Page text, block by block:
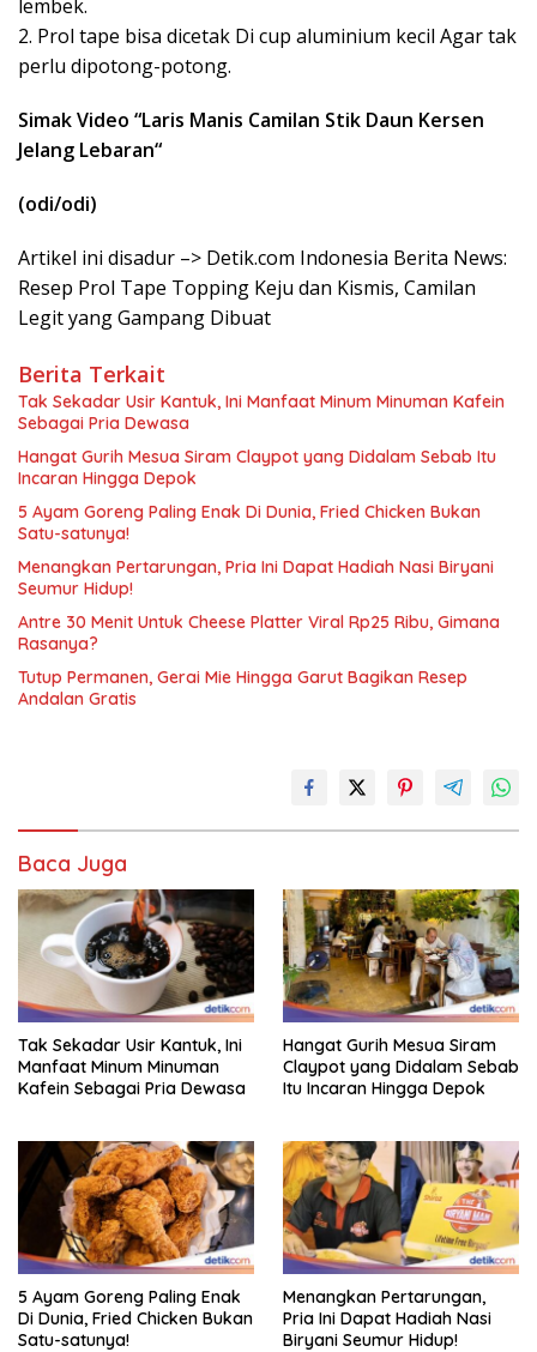
lembek.
2. Prol tape bisa dicetak Di cup aluminium kecil Agar tak
perlu dipotong-potong.
Simak Video “Laris Manis Camilan Stik Daun Kersen
Jelang Lebaran“
(odi/odi)
Artikel ini disadur –> Detik.com Indonesia Berita News:
Resep Prol Tape Topping Keju dan Kismis, Camilan
Legit yang Gampang Dibuat
Berita Terkait
Tak Sekadar Usir Kantuk, Ini Manfaat Minum Minuman Kafein
Sebagai Pria Dewasa
Hangat Gurih Mesua Siram Claypot yang Didalam Sebab Itu
Incaran Hingga Depok
5 Ayam Goreng Paling Enak Di Dunia, Fried Chicken Bukan
Satu-satunya!
Menangkan Pertarungan, Pria Ini Dapat Hadiah Nasi Biryani
Seumur Hidup!
Antre 30 Menit Untuk Cheese Platter Viral Rp25 Ribu, Gimana
Rasanya?
Tutup Permanen, Gerai Mie Hingga Garut Bagikan Resep
Andalan Gratis
Baca Juga
Tak Sekadar Usir Kantuk, Ini
Manfaat Minum Minuman
Kafein Sebagai Pria Dewasa
Hangat Gurih Mesua Siram
Claypot yang Didalam Sebab
Itu Incaran Hingga Depok
5 Ayam Goreng Paling Enak
Di Dunia, Fried Chicken Bukan
Satu-satunya!
Menangkan Pertarungan,
Pria Ini Dapat Hadiah Nasi
Biryani Seumur Hidup!